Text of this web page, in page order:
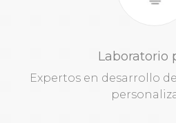
Laboratorio
Expertos en desarrollo